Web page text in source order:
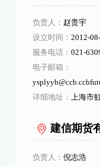
负责人： 赵贵宇
设立时间： 2012-
服务电话： 021-
电子邮箱：
详细地址： 上海市
建信期货
负责人： 倪志浩